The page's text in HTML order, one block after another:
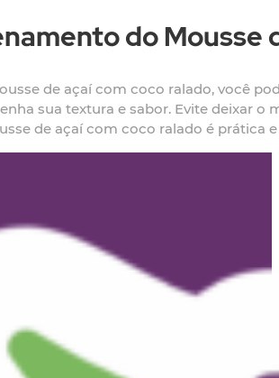
do Mousse
de açaí com coco ralado, você
sua textura e sabor. Evite deixar
de açaí com coco ralado é prática